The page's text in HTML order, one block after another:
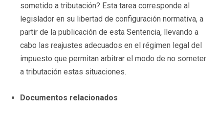
sometido a tributación? Esta tarea corresponde al
legislador en su libertad de configuración normativa, a
partir de la publicación de esta Sentencia, llevando a
cabo las reajustes adecuados en el régimen legal del
impuesto que permitan arbitrar el modo de no someter
a tributación estas situaciones.
Documentos relacionados